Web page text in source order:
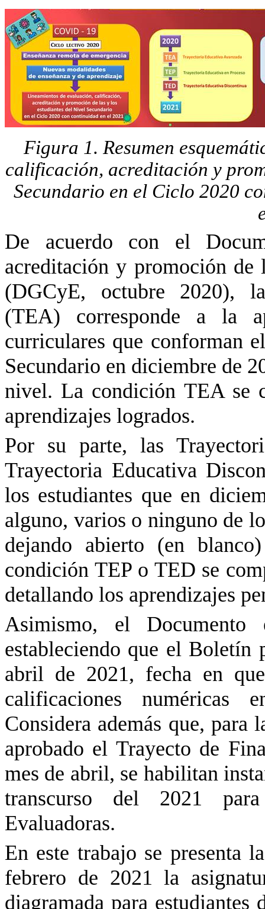
Figura 1. Resumen
calificación, acreditación y
Secundario en el Ciclo 2020
De acuerdo con el
acreditación y promoción de
(DGCyE, octubre 2020),
(TEA) corresponde a la
curriculares que conforman
Secundario en diciembre de
nivel. La condición TEA se
aprendizajes logrados.
Por su parte, las
Trayectoria Educativa
los estudiantes que en
alguno, varios o ninguno de
dejando abierto (en
condición TEP o TED se
detallando los aprendizajes
Asimismo, el Documento
estableciendo que el Boletín
abril de 2021, fecha en
calificaciones numéricas
Considera además que, para
aprobado el Trayecto de
mes de abril, se habilitan
transcurso del 2021
Evaluadoras.
En este trabajo se presenta
febrero de 2021 la
diagramada para estudiantes